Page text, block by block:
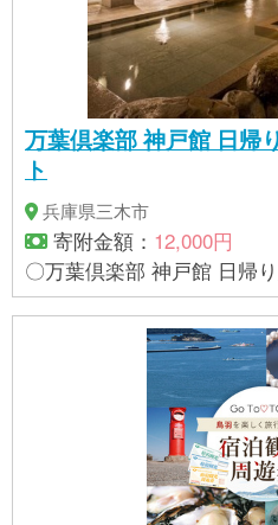
万葉倶楽部 神戸館 日帰
ト
兵庫県三木市
寄附金額： 12,000円
〇万葉倶楽部 神戸館 日帰